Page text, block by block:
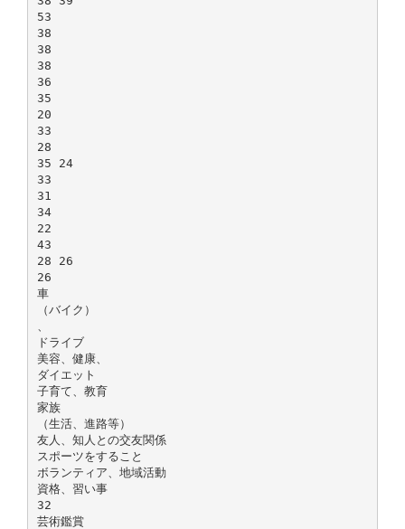
53
38
38
38
36
35
20
33
28
35 24
33
31
34
22
43
28 26
26
車
（バイク）
ドライブ
美容、健康、
ダイエット
子育て、教育
家族
（生活、進路等）
友人、知人との交友関係
スポーツをすること
ボランティア、地域活動
資格、習い事
32
芸術鑑賞